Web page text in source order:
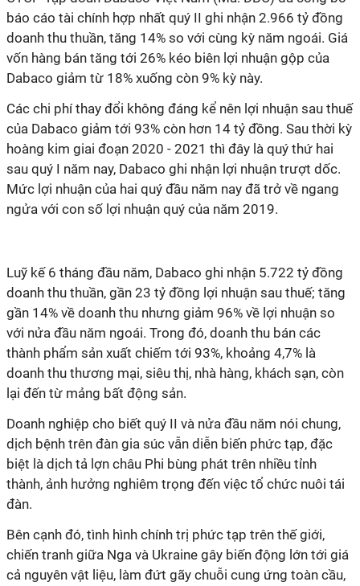
báo cáo tài chính hợp nhất quý II ghi nhận 2.966 tỷ đồng
doanh thu thuần, tăng 14% so với cùng kỳ năm ngoái. Giá
vốn hàng bán tăng tới 26% kéo biên lợi nhuận gộp của
Dabaco giảm từ 18% xuống còn 9% kỳ này.
Các chi phí thay đổi không đáng kể nên lợi nhuận sau thuế
của Dabaco giảm tới 93% còn hơn 14 tỷ đồng. Sau thời kỳ
hoàng kim giai đoạn 2020 - 2021 thì đây là quý thứ hai
sau quý I năm nay, Dabaco ghi nhận lợi nhuận trượt dốc.
Mức lợi nhuận của hai quý đầu năm nay đã trở về ngang
ngửa với con số lợi nhuận quý của năm 2019.
Luỹ kế 6 tháng đầu năm, Dabaco ghi nhận 5.722 tỷ đồng
doanh thu thuần, gần 23 tỷ đồng lợi nhuận sau thuế; tăng
gần 14% về doanh thu nhưng giảm 96% về lợi nhuận so
với nửa đầu năm ngoái. Trong đó, doanh thu bán các
thành phẩm sản xuất chiếm tới 93%, khoảng 4,7% là
doanh thu thương mại, siêu thị, nhà hàng, khách sạn, còn
lại đến từ mảng bất động sản.
Doanh nghiệp cho biết quý II và nửa đầu năm nói chung,
dịch bệnh trên đàn gia súc vẫn diễn biến phức tạp, đặc
biệt là dịch tả lợn châu Phi bùng phát trên nhiều tỉnh
thành, ảnh hưởng nghiêm trọng đến việc tổ chức nuôi tái
đàn.
Bên cạnh đó, tình hình chính trị phức tạp trên thế giới,
chiến tranh giữa Nga và Ukraine gây biến động lớn tới giá
cả nguyên vật liệu, làm đứt gãy chuỗi cung ứng toàn cầu,